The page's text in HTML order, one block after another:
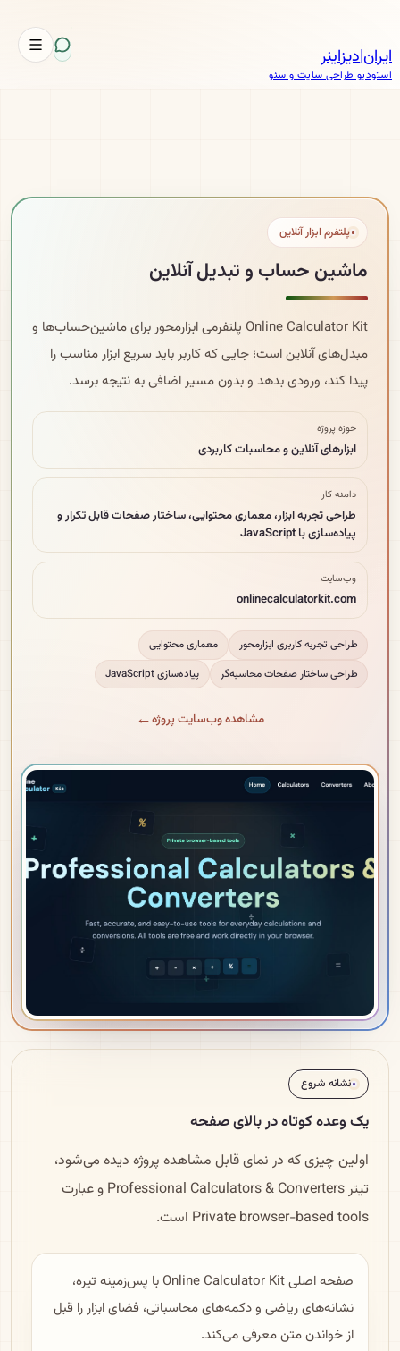
ایران|دیزاینر
استودیو طراحی سایت و سئو
پلتفرم ابزار آنلاین
ماشین حساب و تبدیل آنلاین
Online Calculator Kit پلتفرمی ابزارمحور برای ماشین‌حساب‌ها و
مبدل‌های آنلاین است؛ جایی که کاربر باید سریع ابزار مناسب را
پیدا کند، ورودی بدهد و بدون مسیر اضافی به نتیجه برسد.
حوزه پروژه
ابزارهای آنلاین و محاسبات کاربردی
دامنه کار
طراحی تجربه ابزار، معماری محتوایی، ساختار صفحات قابل تکرار و
پیاده‌سازی با JavaScript
وب‌سایت
onlinecalculatorkit.com
طراحی تجربه کاربری ابزارمحور
معماری محتوایی
طراحی ساختار صفحات محاسبه‌گر
پیاده‌سازی JavaScript
مشاهده وب‌سایت پروژه
نشانه شروع
یک وعده کوتاه در بالای صفحه
اولین چیزی که در نمای قابل مشاهده پروژه دیده می‌شود،
تیتر Professional Calculators & Converters و عبارت
Private browser-based tools است.
صفحه اصلی Online Calculator Kit با پس‌زمینه تیره،
نشانه‌های ریاضی و دکمه‌های محاسباتی، فضای ابزار را قبل
از خواندن متن معرفی می‌کند.